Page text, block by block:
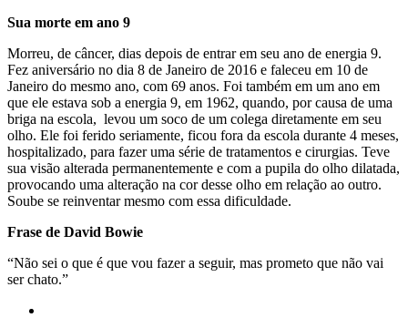
Sua morte em ano 9
Morreu, de câncer, dias depois de entrar em seu ano de energia 9.
Fez aniversário no dia 8 de Janeiro de 2016 e faleceu em 10 de
Janeiro do mesmo ano, com 69 anos. Foi também em um ano em
que ele estava sob a energia 9, em 1962, quando, por causa de uma
briga na escola, levou um soco de um colega diretamente em seu
olho. Ele foi ferido seriamente, ficou fora da escola durante 4 meses,
hospitalizado, para fazer uma série de tratamentos e cirurgias. Teve
sua visão alterada permanentemente e com a pupila do olho dilatada,
provocando uma alteração na cor desse olho em relação ao outro.
Soube se reinventar mesmo com essa dificuldade.
Frase de David Bowie
“Não sei o que é que vou fazer a seguir, mas prometo que não vai
ser chato.”